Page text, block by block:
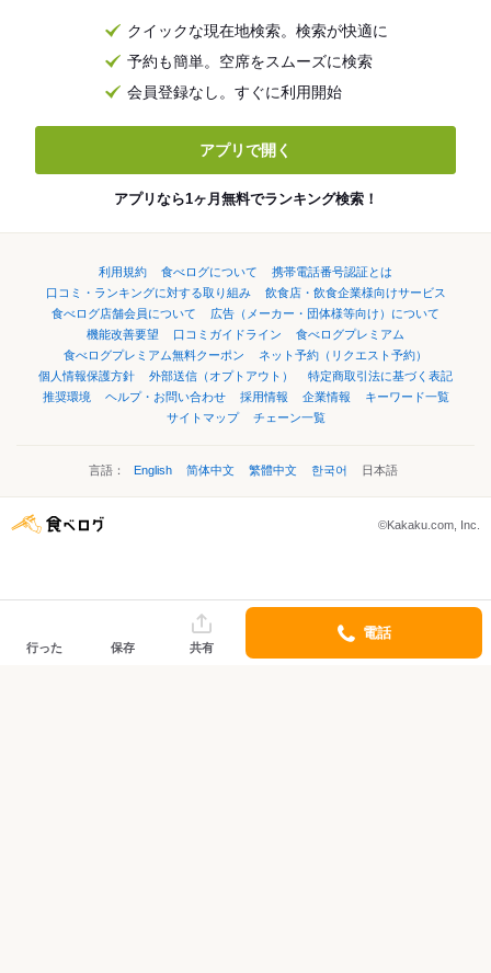
クイックな現在地検索。検索が快適に
予約も簡単。空席をスムーズに検索
会員登録なし。すぐに利用開始
アプリで開く
アプリなら1ヶ月無料でランキング検索！
利用規約 食べログについて
携帯電話番号認証とは
口コミ・ランキングに対する取り組み
飲食店・飲食企業様向けサービス
食べログ店舗会員について
広告（メーカー・団体様等向け）について
機能改善要望
口コミガイドライン
食べログプレミアム
食べログプレミアム無料クーポン
ネット予約（リクエスト予約）
個人情報保護方針
外部送信（オプトアウト）
特定商取引法に基づく表記
推奨環境
ヘルプ・お問い合わせ 採用情報 企業情報
キーワード一覧
サイトマップ
チェーン一覧
言語： English 简体中文 繁體中文 한국어 日本語
©Kakaku.com, Inc.
行った 保存 共有
電話